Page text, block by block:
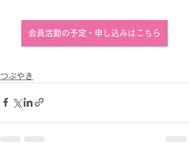
会員活動の予定・申し込みはこちら
つぶやき